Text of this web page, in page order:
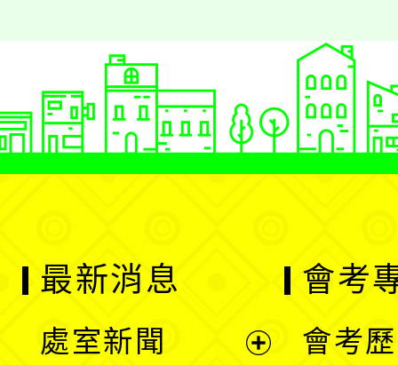
最新消息
處室新聞
會考
會考